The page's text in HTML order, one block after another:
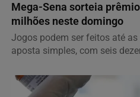
Mega-Sena sorteia
milhões neste domingo
Jogos podem ser feitos até
aposta simples, com seis